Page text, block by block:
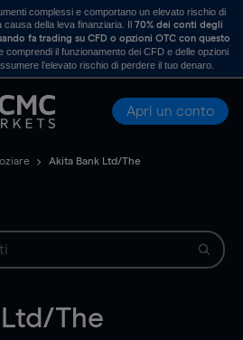
complessi e comportano un elevato rischio di
causa della leva finanziaria. Il70% dei conti degli
fa trading su CFD o opzioni OTC con questo
comprendi il funzionamento dei CFD e delle opzioni
l’elevato rischio di perdere il tuo denaro.
Apri un conto
Akita Bank Ltd/The
The